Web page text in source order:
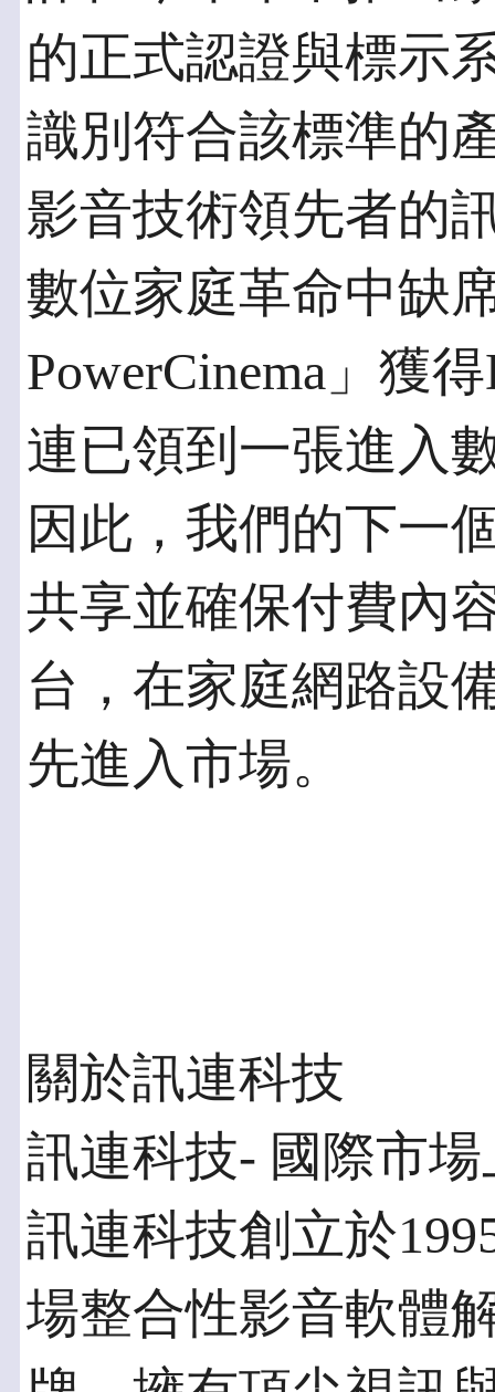
的正式認證與標示
識別符合該標準的
影音技術領先者的
數位家庭革命中缺
PowerCinema」獲
連已領到一張進入
因此，我們的下一
共享並確保付費內
台，在家庭網路設
先進入市場。
關於訊連科技
訊連科技- 國際市
訊連科技創立於
場整合性影音軟體